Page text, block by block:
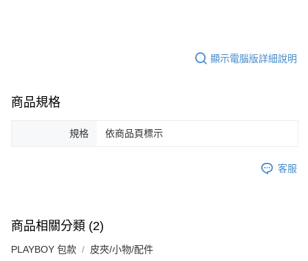
顯示電腦版詳細說明
商品規格
規格 依商品頁標示
客服
商品相關分類 (2)
PLAYBOY 包款 皮夾/小物/配件